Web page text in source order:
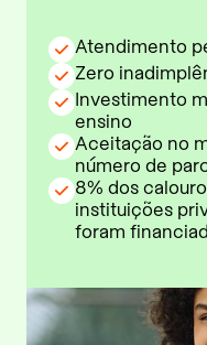
Atendimento
Zero
Investimento
ensino
Aceitação no
número de
8% dos
instituições
foram